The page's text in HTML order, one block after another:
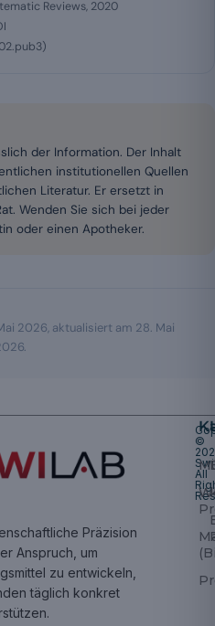
Reviews, 2020
der Information. Der Inhalt
institutionellen Quellen
Literatur. Er ersetzt in
Wenden Sie sich bei jeder
oder einen Apotheker.
2026, aktualisiert am 28. Mai
.
Präzision
Anspruch, um
zu entwickeln,
täglich konkret
©
All